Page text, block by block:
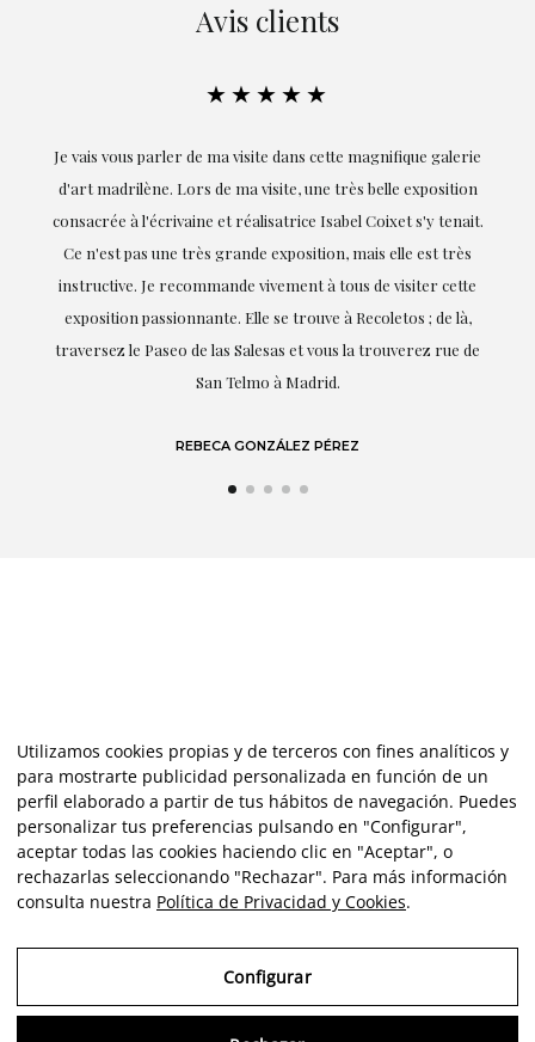
Avis clients
★★★★★
Je vais vous parler de ma visite dans cette magnifique galerie
d'art madrilène. Lors de ma visite, une très belle exposition
consacrée à l'écrivaine et réalisatrice Isabel Coixet s'y tenait.
Ce n'est pas une très grande exposition, mais elle est très
instructive. Je recommande vivement à tous de visiter cette
exposition passionnante. Elle se trouve à Recoletos ; de là,
traversez le Paseo de las Salesas et vous la trouverez rue de
San Telmo à Madrid.
REBECA GONZÁLEZ PÉREZ
Utilizamos cookies propias y de terceros con fines analíticos y
para mostrarte publicidad personalizada en función de un
perfil elaborado a partir de tus hábitos de navegación. Puedes
personalizar tus preferencias pulsando en "Configurar",
aceptar todas las cookies haciendo clic en "Aceptar", o
rechazarlas seleccionando "Rechazar". Para más información
consulta nuestra Política de Privacidad y Cookies.
Configurar